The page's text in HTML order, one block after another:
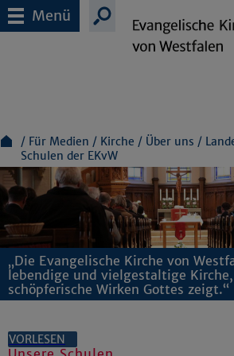
Menü
Für Medien Kirche Über uns
Schulen der EKvW
„Die Evangelische Kirche von
lebendige und vielgestaltige
schöpferische Wirken Gottes zeigt.“
VORLESEN